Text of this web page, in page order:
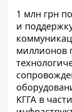
1 млн грн
и
миллионов
КГГА в